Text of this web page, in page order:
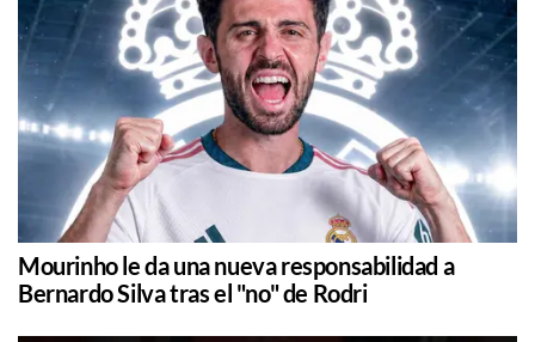
Mourinho le da una nueva responsabilidad a
Bernardo Silva tras el "no" de Rodri